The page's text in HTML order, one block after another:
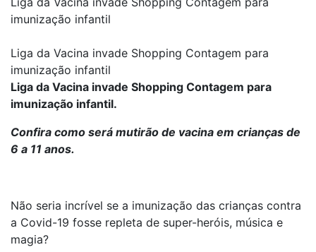
imunização infantil
Liga da Vacina invade Shopping Contagem para
imunização infantil
Liga da Vacina invade Shopping Contagem para
imunização infantil.
Confira como será mutirão de vacina em crianças de
6 a 11 anos.
Não seria incrível se a imunização das crianças contra
a Covid-19 fosse repleta de super-heróis, música e
magia?